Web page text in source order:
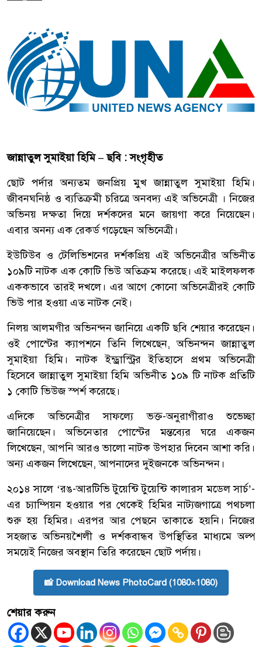
জান্নাতুল সুমাইয়া হিমি – ছবি : সংগৃহীত
ছোট পর্দার অন্যতম জনপ্রিয় মুখ জান্নাতুল সুমাইয়া হিমি।
জীবনঘনিষ্ঠ ও ব্যতিক্রমী চরিত্রে অনবদ্য এই অভিনেত্রী । নিজের
অভিনয় দক্ষতা দিয়ে দর্শকদের মনে জায়গা করে নিয়েছেন।
এবার অনন্য এক রেকর্ড গড়েছেন অভিনেত্রী।
ইউটিউব ও টেলিভিশনের দর্শকপ্রিয় এই অভিনেত্রীর অভিনীত
১০৯টি নাটক এক কোটি ভিউ অতিক্রম করেছে। এই মাইলফলক
এককভাবে তারই দখলে। এর আগে কোনো অভিনেত্রীরই কোটি
ভিউ পার হওয়া এত নাটক নেই।
নিলয় আলমগীর অভিনন্দন জানিয়ে একটি ছবি শেয়ার করেছেন।
ওই পোস্টের ক্যাপশনে তিনি লিখেছেন, অভিনন্দন জান্নাতুল
সুমাইয়া হিমি। নাটক ইন্ড্রাস্ট্রির ইতিহাসে প্রথম অভিনেত্রী
হিসেবে জান্নাতুল সুমাইয়া হিমি অভিনীত ১০৯ টি নাটক প্রতিটি
১ কোটি ভিউজ স্পর্শ করেছে।
এদিকে অভিনেত্রীর সাফল্যে ভক্ত-অনুরাগীরাও শুভেচ্ছা
জানিয়েছেন। অভিনেতার পোস্টের মন্তব্যের ঘরে একজন
লিখেছেন, আপনি আরও ভালো নাটক উপহার দিবেন আশা করি।
অন্য একজন লিখেছেন, আপনাদের দুইজনকে অভিনন্দন।
২০১৪ সালে ‘রঙ-আরটিভি টুয়েন্টি টুয়েন্টি কালারস মডেল সার্চ’-
এর চ্যাম্পিয়ন হওয়ার পর থেকেই হিমির নাট্যজগাত্রে পথচলা
শুরু হয় হিমির। এরপর আর পেছনে তাকাতে হয়নি। নিজের
সহজাত অভিনয়শৈলী ও দর্শকবান্ধব উপস্থিতির মাধ্যমে অল্প
সময়েই নিজের অবস্থান তিরি করেছেন ছোট পর্দায়।
📸 Download News PhotoCard (1080×1080)
শেয়ার করুন